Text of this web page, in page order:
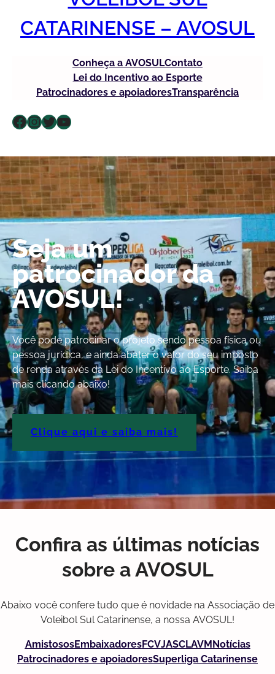
CATARINENSE – AVOSUL
Conheça a AVOSULContato
Lei do Incentivo ao Esporte
Patrocinadores e apoiadoresTransparência
Facebook
Instagram
Twitter
Youtube
Seja um
patrocinador da
AVOSUL!
Você pode patrocinar o projeto sendo pessoa física ou
pessoa jurídica, e ainda abater o valor do seu imposto
de renda através da Lei do Incentivo ao Esporte. Saiba
mais clicando abaixo!
Clique aqui e saiba mais!
Confira as últimas notícias
sobre a AVOSUL
Abaixo você confere tudo que é novidade na Associação de
Voleibol Sul Catarinense, a nossa AVOSUL!
AmistososEmbaixadoresFCVJASCLAVM Notícias
Patrocinadores e apoiadoresSuperliga Catarinense